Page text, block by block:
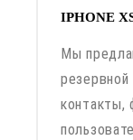
IPHONE
Мы
контакты,